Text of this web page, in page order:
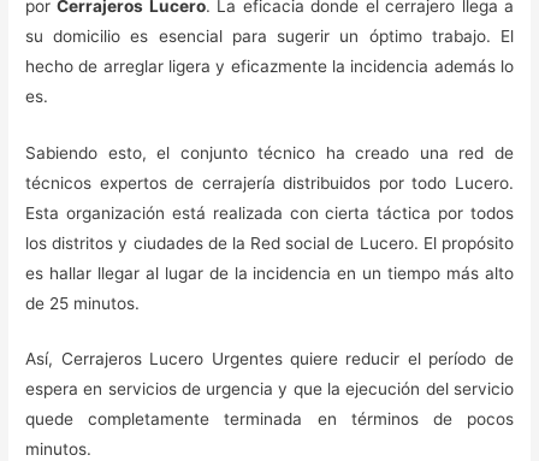
porCerrajeros Lucero. La eficacia donde el cerrajero llega a
su domicilio es esencial para sugerir un óptimo trabajo. El
hecho de arreglar ligera y eficazmente la incidencia además lo
es.
Sabiendo esto, el conjunto técnico ha creado una red de
técnicos expertos de cerrajería distribuidos por todo Lucero.
Esta organización está realizada con cierta táctica por todos
los distritos y ciudades de la Red social de Lucero. El propósito
es hallar llegar al lugar de la incidencia en un tiempo más alto
de 25 minutos.
Así, Cerrajeros Lucero Urgentes quiere reducir el período de
espera en servicios de urgencia y que la ejecución del servicio
quede completamente terminada en términos de pocos
minutos.